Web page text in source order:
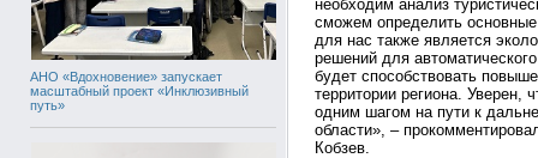
АНО «Вдохновение» запускает
масштабный проект «Инклюзивный
путь»
необходим анализ
сможем определить
для нас также является
решений для
будет способствовать
территории региона. Уверен,
одним шагом на пути к
области», –
Кобзев.